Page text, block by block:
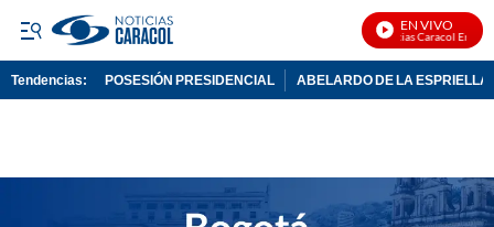
EN VIVO
Noticias Caracol En Vivo
Tendencias: POSESIÓN PRESIDENCIAL ABELARDO DE LA ESPRIELLA